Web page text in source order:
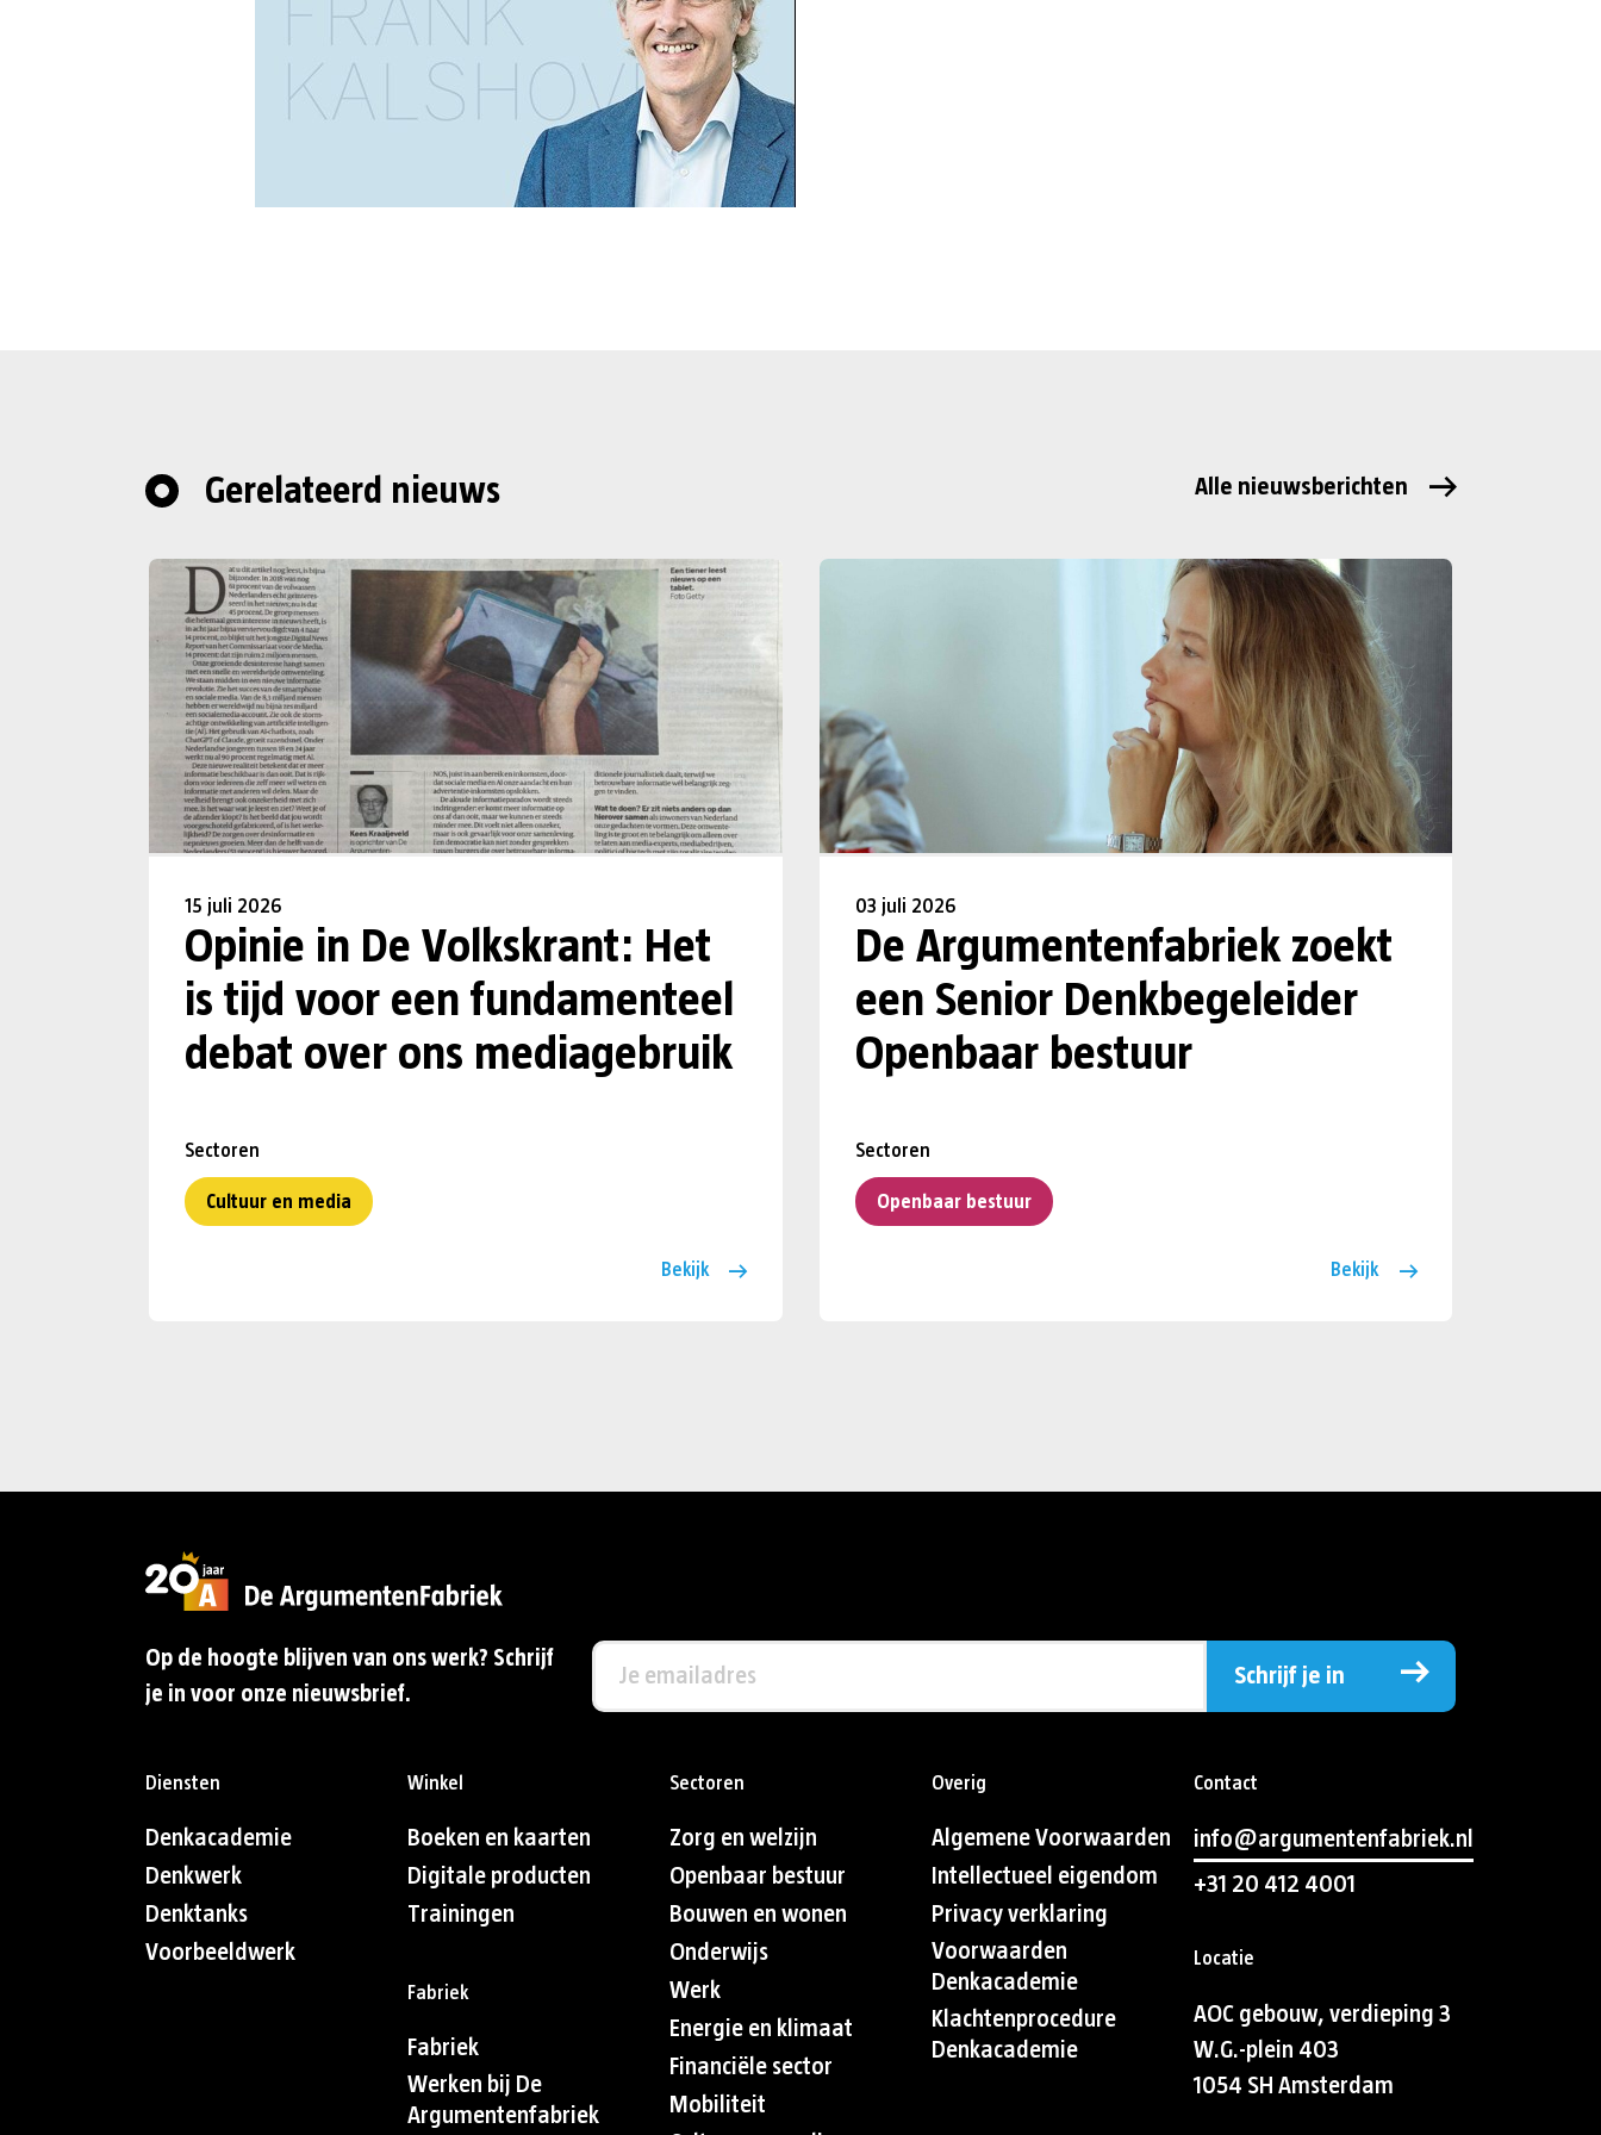
Gerelateerd nieuws Alle nieuwsberichten
15 juli 2026
Opinie in De Volkskrant: Het
is tijd voor een fundamenteel
debat over ons mediagebruik
Sectoren
Cultuur en media
Bekijk
03 juli 2026
De Argumentenfabriek zoekt
een Senior Denkbegeleider
Openbaar bestuur
Sectoren
Openbaar bestuur
Bekijk
Op de hoogte blijven van ons werk? Schrijf
je in voor onze nieuwsbrief.
Schrijf je in
Diensten
Denkacademie
Denkwerk
Denktanks
Voorbeeldwerk
Winkel
Boeken en kaarten
Digitale producten
Trainingen
Fabriek
Fabriek
Werken bij De
Argumentenfabriek
Sectoren
Zorg en welzijn
Openbaar bestuur
Bouwen en wonen
Onderwijs
Werk
Energie en klimaat
Financiële sector
Mobiliteit
Overig
Algemene Voorwaarden
Intellectueel eigendom
Privacy verklaring
Voorwaarden
Denkacademie
Klachtenprocedure
Denkacademie
Contact
info@argumentenfabriek.nl
+31 20 412 4001
Locatie
AOC gebouw, verdieping 3
W.G.-plein 403
1054 SH Amsterdam